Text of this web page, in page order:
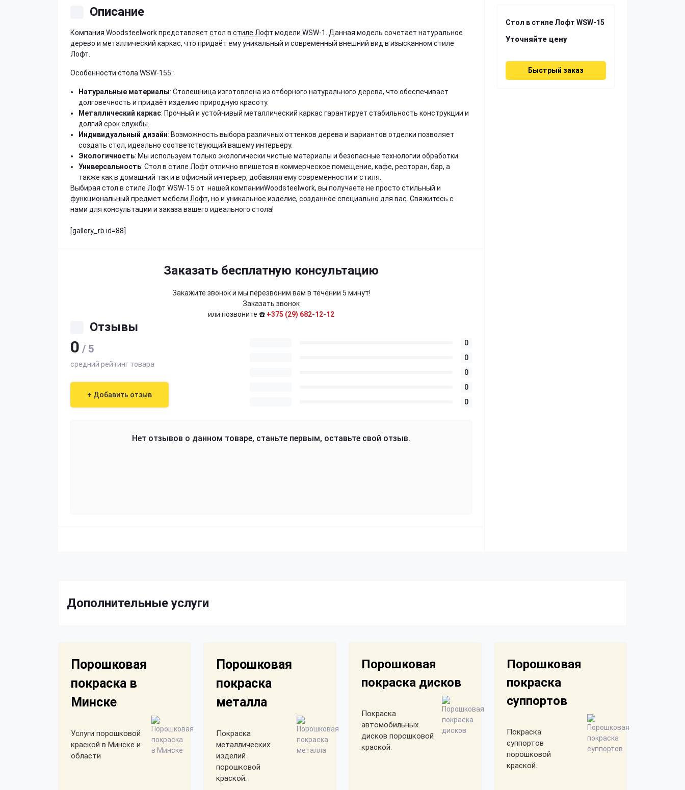
Описание
Компания Woodsteelwork представляет стол в стиле Лофт модели WSW-1. Данная модель сочетает натуральное
дерево и металлический каркас, что придаёт ему уникальный и современный внешний вид в изысканном стиле
Лофт.
Особенности стола WSW-155:
Натуральные материалы: Столешница изготовлена из отборного натурального дерева, что обеспечивает
долговечность и придаёт изделию природную красоту.
Металлический каркас: Прочный и устойчивый металлический каркас гарантирует стабильность конструкции и
долгий срок службы.
Индивидуальный дизайн: Возможность выбора различных оттенков дерева и вариантов отделки позволяет
создать стол, идеально соответствующий вашему интерьеру.
Экологичность: Мы используем только экологически чистые материалы и безопасные технологии обработки.
Универсальность: Стол в стиле Лофт отлично впишется в коммерческое помещение, кафе, ресторан, бар, а
также как в домашний так и в офисный интерьер, добавляя ему современности и стиля.
Выбирая стол в стиле Лофт WSW-15 от нашей компанииWoodsteelwork, вы получаете не просто стильный и
функциональный предмет мебели Лофт, но и уникальное изделие, созданное специально для вас. Свяжитесь с
нами для консультации и заказа вашего идеального стола!
[gallery_rb id=88]
Заказать бесплатную консультацию
Закажите звонок и мы перезвоним вам в течении 5 минут!
Заказать звонок
или позвоните ☎️ +375 (29) 682-12-12
Отзывы
0 / 5
средний рейтинг товара
+ Добавить отзыв
0
0
0
0
0
Нет отзывов о данном товаре, станьте первым, оставьте свой отзыв.
Стол в стиле Лофт WSW-15
Уточняйте цену
Быстрый заказ
Дополнительные услуги
Порошковая
покраска в
Минске
Услуги порошковой
краской в Минске и
области
Порошковая
покраска
металла
Покраска
металлических
изделий
порошковой
краской.
Порошковая
покраска дисков
Покраска
автомобильных
дисков порошковой
краской.
Порошковая
покраска
суппортов
Покраска
суппортов
порошковой
краской.